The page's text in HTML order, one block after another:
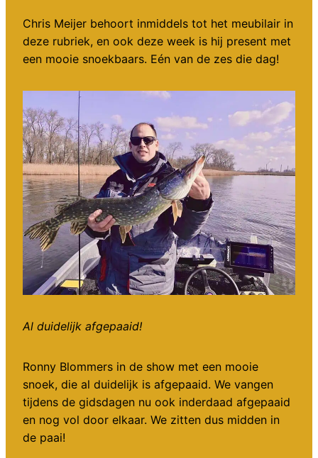
Chris Meijer behoort inmiddels tot het meubilair in
deze rubriek, en ook deze week is hij present met
een mooie snoekbaars. Eén van de zes die dag!
Al duidelijk afgepaaid!
Ronny Blommers in de show met een mooie
snoek, die al duidelijk is afgepaaid. We vangen
tijdens de gidsdagen nu ook inderdaad afgepaaid
en nog vol door elkaar. We zitten dus midden in
de paai!